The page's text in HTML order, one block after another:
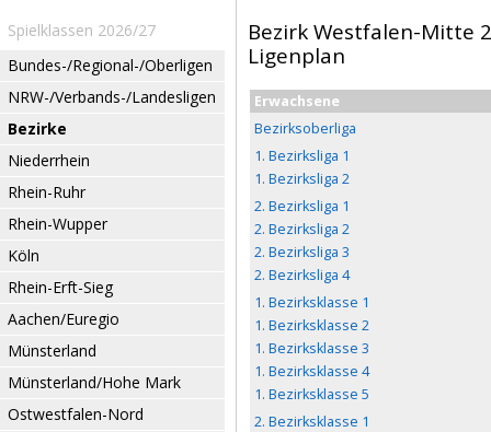
Spielklassen 2026/27
Bundes-/Regional-/Oberligen
NRW-/Verbands-/Landesligen
Bezirke
Niederrhein
Rhein-Ruhr
Rhein-Wupper
Köln
Rhein-Erft-Sieg
Aachen/Euregio
Münsterland
Münsterland/Hohe Mark
Ostwestfalen-Nord
Bezirk Westfalen-Mitte
Ligenplan
Erwachsene
Bezirksoberliga
1. Bezirksliga 1
1. Bezirksliga 2
2. Bezirksliga 1
2. Bezirksliga 2
2. Bezirksliga 3
2. Bezirksliga 4
1. Bezirksklasse 1
1. Bezirksklasse 2
1. Bezirksklasse 3
1. Bezirksklasse 4
1. Bezirksklasse 5
2. Bezirksklasse 1